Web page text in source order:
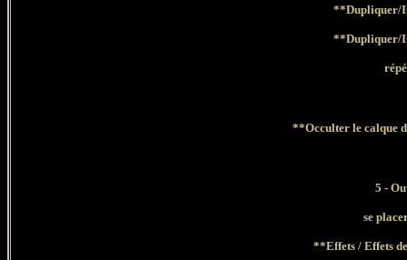
**Dupliquer/
**Dupliquer/
**Occulter le calque
5 -
se
**Effets / Effets